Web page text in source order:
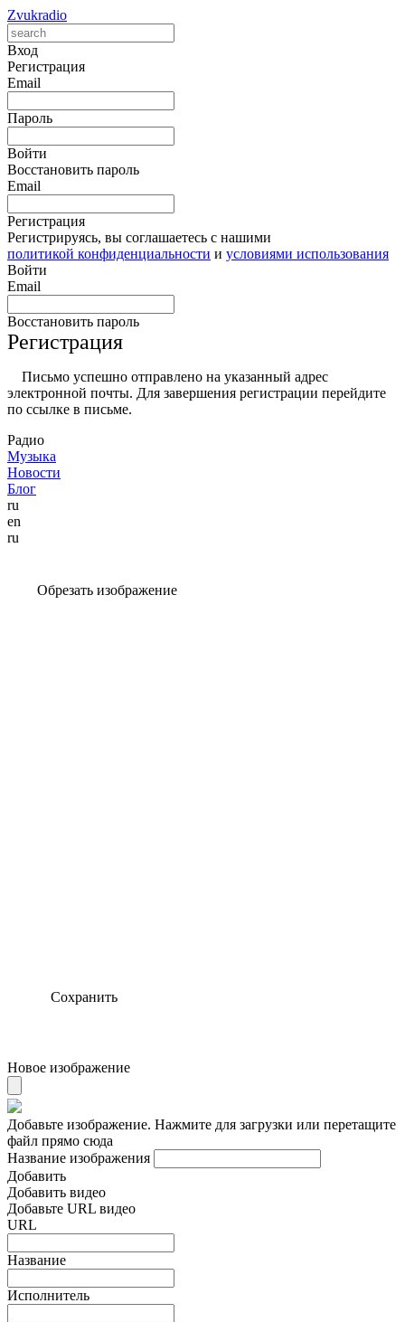
Zvukradio
Вход
Регистрация
Email
Пароль
Войти
Восстановить пароль
Email
Регистрация
Регистрируясь, вы соглашаетесь с нашими
политикой конфиденциальности и условиями использования
Войти
Email
Восстановить пароль
Регистрация
Письмо успешно отправлено на указанный адрес
электронной почты. Для завершения регистрации перейдите
по ссылке в письме.
Радио
Музыка
Новости
Блог
ru
en
ru
Обрезать изображение
Сохранить
Новое изображение
Добавьте изображение. Нажмите для загрузки или перетащите
файл прямо сюда
Название изображения
Добавить
Добавить видео
Добавьте URL видео
URL
Название
Исполнитель